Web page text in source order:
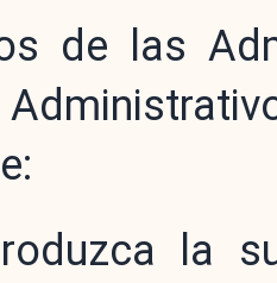
de las
la